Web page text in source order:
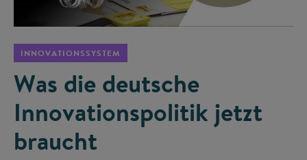
INNOVATIONSSYSTEM
Was die deutsche
Innovationspolitik jetzt
braucht